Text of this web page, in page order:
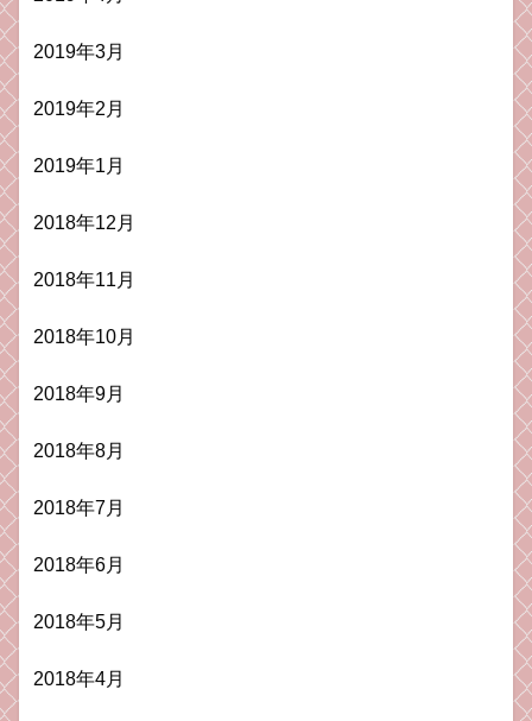
2019年3月
2019年2月
2019年1月
2018年12月
2018年11月
2018年10月
2018年9月
2018年8月
2018年7月
2018年6月
2018年5月
2018年4月